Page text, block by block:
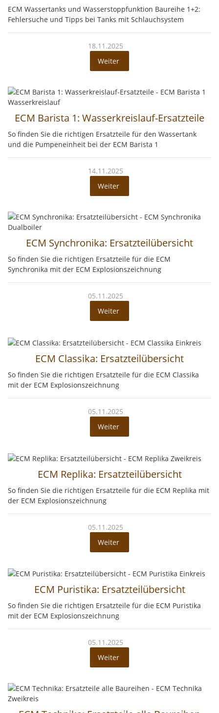
ECM Wassertanks und Wasserstoppfunktion Baureihe 1+2:
Fehlersuche und Tipps bei Tanks mit Schlauchsystem
18.11.2025
Weiter
ECM Barista 1: Wasserkreislauf-Ersatzteile
So finden Sie die richtigen Ersatzteile für den Wassertank
und die Pumpeneinheit bei der ECM Barista 1
14.11.2025
Weiter
ECM Synchronika: Ersatzteilübersicht
So finden Sie die richtigen Ersatzteile für die ECM
Synchronika mit der ECM Explosionszeichnung
05.11.2025
Weiter
ECM Classika: Ersatzteilübersicht
So finden Sie die richtigen Ersatzteile für die ECM Classika
mit der ECM Explosionszeichnung
05.11.2025
Weiter
ECM Replika: Ersatzteilübersicht
So finden Sie die richtigen Ersatzteile für die ECM Replika mit
der ECM Explosionszeichnung
05.11.2025
Weiter
ECM Puristika: Ersatzteilübersicht
So finden Sie die richtigen Ersatzteile für die ECM Puristika
mit der ECM Explosionszeichnung
05.11.2025
Weiter